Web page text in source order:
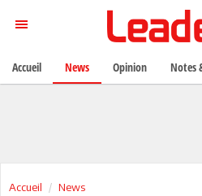
Accueil News
Accueil News Opinion Notes